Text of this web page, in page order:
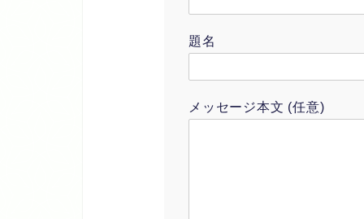
題名
メッセージ本文 (任意)